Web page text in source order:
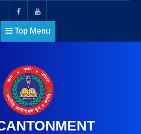
Top Menu